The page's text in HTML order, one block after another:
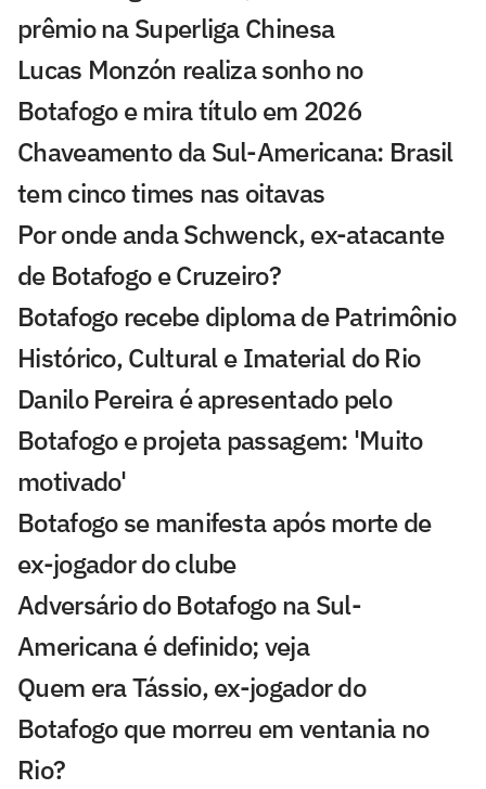
prêmio na Superliga Chinesa
Lucas Monzón realiza sonho no
Botafogo e mira título em 2026
Chaveamento da Sul-Americana: Brasil
tem cinco times nas oitavas
Por onde anda Schwenck, ex-atacante
de Botafogo e Cruzeiro?
Botafogo recebe diploma de Patrimônio
Histórico, Cultural e Imaterial do Rio
Danilo Pereira é apresentado pelo
Botafogo e projeta passagem: 'Muito
motivado'
Botafogo se manifesta após morte de
ex-jogador do clube
Adversário do Botafogo na Sul-
Americana é definido; veja
Quem era Tássio, ex-jogador do
Botafogo que morreu em ventania no
Rio?